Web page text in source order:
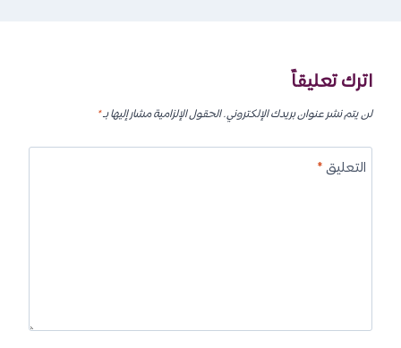
اترك تعليقاً
لن يتم نشر عنوان بريدك الإلكتروني.الحقول الإلزامية مشار إليها بـ*
التعليق*